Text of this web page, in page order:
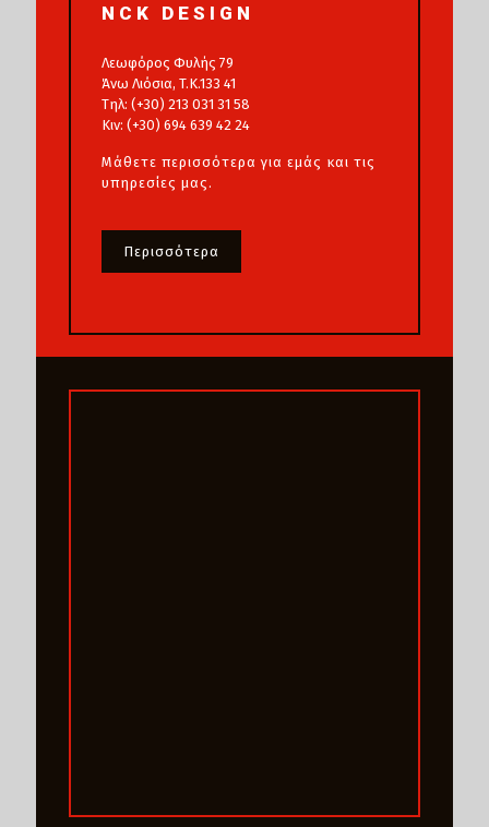
NCK DESIGN
Λεωφόρος Φυλής 79
Άνω Λιόσια, T.K.133 41
Τηλ: (+30) 213 031 31 58
Κιν: (+30) 694 639 42 24
Μάθετε περισσότερα για εμάς και τις
υπηρεσίες μας.
Περισσότερα